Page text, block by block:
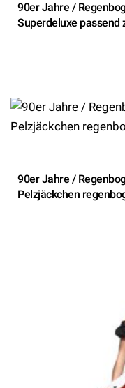
90er Jahre /
Superdeluxe passend
90er Jahre /
Pelzjäckchen